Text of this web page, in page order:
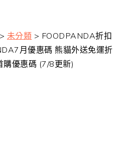
> 未分類 > FOODPANDA折扣
月優惠碼 熊貓外送免運折
優惠碼 (7/8更新)